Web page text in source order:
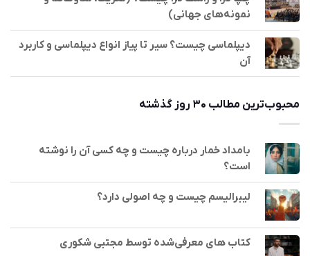
نمونه‌های جهانی)
دیپلماسی چیست؟ سیر تا پیاز انواع دیپلماسی و کاربرد
آن
محبوب‌ترین مطالب ۳۰ روز گذشته
بامداد خمار درباره چیست و چه کسی آن را نوشته
است؟
لیبرالیسم چیست و چه اصولی دارد؟
کتاب های معرفی‌شده توسط مجتبی شکوری